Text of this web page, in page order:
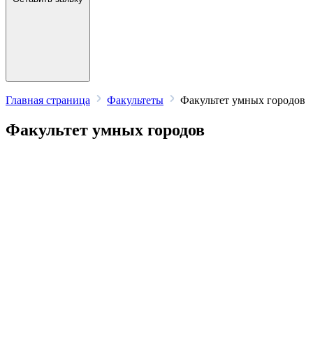
Главная страница Факультеты Факультет умных городов
Факультет умных городов